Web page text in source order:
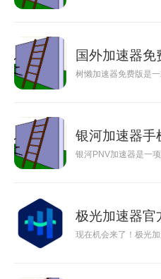
国外加速器免
树懒加速器免费版是
银河加速器手
银河PNV加速器是一
极光加速器官
现在机会来了！极光